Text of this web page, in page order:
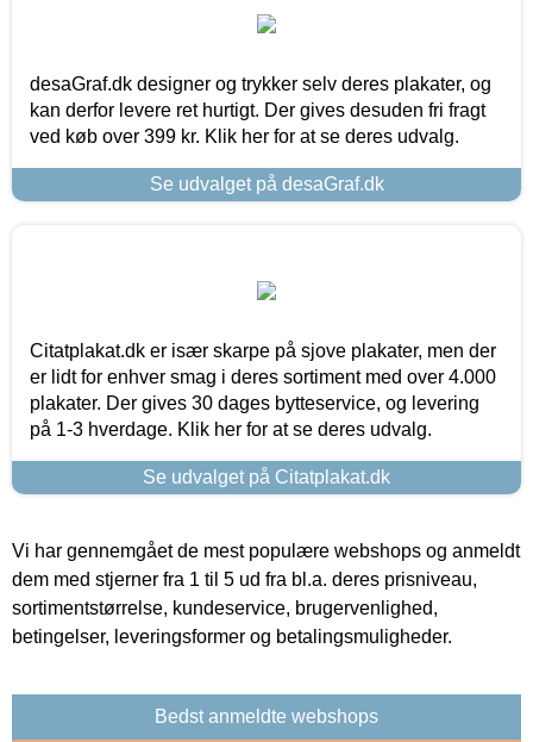
desaGraf.dk designer og trykker selv deres plakater, og
kan derfor levere ret hurtigt. Der gives desuden fri fragt
ved køb over 399 kr. Klik her for at se deres udvalg.
Se udvalget på desaGraf.dk
Citatplakat.dk er især skarpe på sjove plakater, men der
er lidt for enhver smag i deres sortiment med over 4.000
plakater. Der gives 30 dages bytteservice, og levering
på 1-3 hverdage. Klik her for at se deres udvalg.
Se udvalget på Citatplakat.dk
Vi har gennemgået de mest populære webshops og anmeldt
dem med stjerner fra 1 til 5 ud fra bl.a. deres prisniveau,
sortimentstørrelse, kundeservice, brugervenlighed,
betingelser, leveringsformer og betalingsmuligheder.
Bedst anmeldte webshops